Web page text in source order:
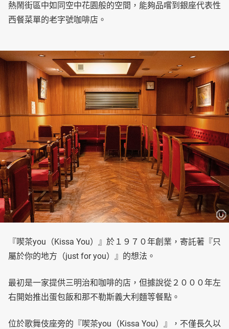
熱鬧街區中如同空中花園般的空間，能夠品嚐到銀座代表性
西餐菜單的老字號咖啡店。
『喫茶you（Kissa You）』於１９７０年創業，寄託著『只
屬於你的地方（just for you）』的想法。
最初是一家提供三明治和咖啡的店，但據說從２０００年左
右開始推出蛋包飯和那不勒斯義大利麵等餐點。
位於歌舞伎座旁的『喫茶you（Kissa You）』，不僅長久以